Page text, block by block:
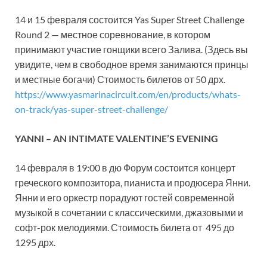
14 и 15 февраля состоится Yas Super Street Challenge
Round 2 — местное соревнование, в котором
принимают участие гонщики всего Залива. (Здесь вы
увидите, чем в свободное время занимаются принцы
и местные богачи) Стоимость билетов от 50 дрх.
https://www.yasmarinacircuit.com/en/products/whats-
on-track/yas-super-street-challenge/
YANNI – AN INTIMATE VALENTINE’S EVENING
14 февраля в 19:00 в дю Форум состоится концерт
греческого композитора, пианиста и продюсера Янни.
Янни и его оркестр порадуют гостей современной
музыкой в сочетании с классическими, джазовыми и
софт-рок мелодиями. Стоимость билета от 495 до
1295 дрх.